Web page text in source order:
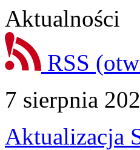
Aktualności
RSS
7 sierpnia
Aktualizacja